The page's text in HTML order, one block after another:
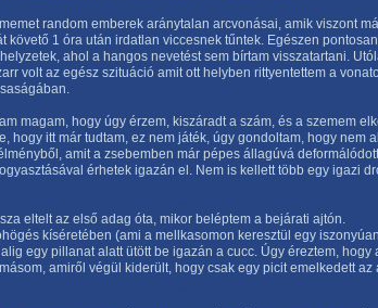
random emberek aránytalan arcvonásai, amik viszont
követő 1 óra után irdatlan viccesnek tűntek. Egészen
ahol a hangos nevetést sem bírtam visszatartani.
volt az egész szituáció amit ott helyben rittyentettem a
magam, hogy úgy érzem, kiszáradt a szám, és a szemem
hogy itt már tudtam, ez nem játék, úgy gondoltam, hogy nem
amit a zsebemben már pépes állagúvá deformálódott
érhetek igazán el. Nem is kellett több egy igazi
eltelt az első adag óta, mikor beléptem a bejárati ajtón.
kíséretében (ami a mellkasomon keresztül egy iszonyúan
egy pillanat alatt ütött be igazán a cucc. Úgy éreztem, hogy
amiről végül kiderült, hogy csak egy picit emelkedett az